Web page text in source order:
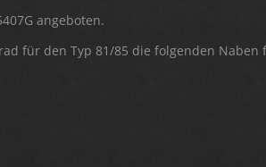
angeboten.
für den Typ 81/85 die folgenden Naben